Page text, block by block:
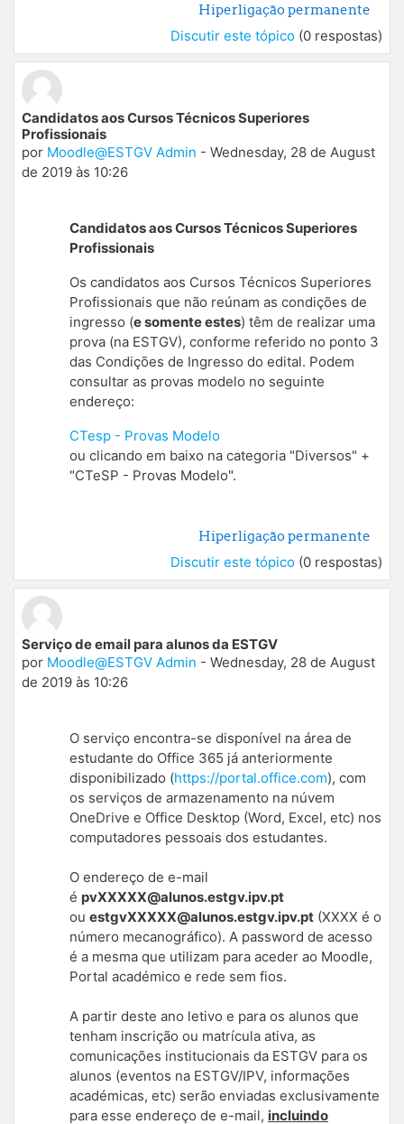
Hiperligação permanente
Discutir este tópico (0 respostas)
Candidatos aos Cursos Técnicos Superiores
Profissionais
por Moodle@ESTGV Admin - Wednesday, 28 de August
de 2019 às 10:26
Candidatos aos Cursos Técnicos Superiores
Profissionais
Os candidatos aos Cursos Técnicos Superiores
Profissionais que não reúnam as condições de
ingresso (e somente estes) têm de realizar uma
prova (na ESTGV), conforme referido no ponto 3
das Condições de Ingresso do edital. Podem
consultar as provas modelo no seguinte
endereço:
CTesp - Provas Modelo
ou clicando em baixo na categoria "Diversos" +
"CTeSP - Provas Modelo".
Hiperligação permanente
Discutir este tópico (0 respostas)
Serviço de email para alunos da ESTGV
por Moodle@ESTGV Admin - Wednesday, 28 de August
de 2019 às 10:26
O serviço encontra-se disponível na área de
estudante do Office 365 já anteriormente
disponibilizado (https://portal.office.com), com
os serviços de armazenamento na núvem
OneDrive e Office Desktop (Word, Excel, etc) nos
computadores pessoais dos estudantes.
O endereço de e-mail
é pvXXXXX@alunos.estgv.ipv.pt
ou estgvXXXXX@alunos.estgv.ipv.pt (XXXX é o
número mecanográfico). A password de acesso
é a mesma que utilizam para aceder ao Moodle,
Portal académico e rede sem fios.
A partir deste ano letivo e para os alunos que
tenham inscrição ou matrícula ativa, as
comunicações institucionais da ESTGV para os
alunos (eventos na ESTGV/IPV, informações
académicas, etc) serão enviadas exclusivamente
para esse endereço de e-mail, incluindo